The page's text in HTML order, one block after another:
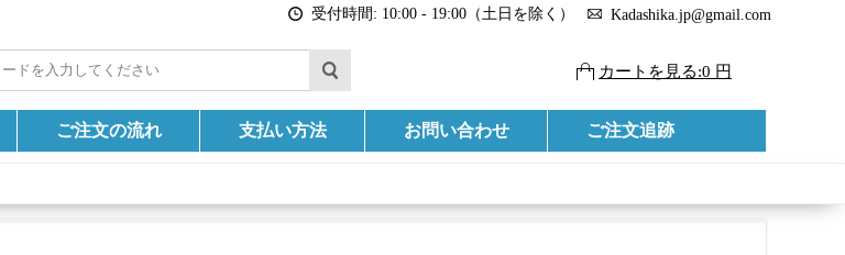
受付時間: 10:00 - 19:00（土日を除く） Kadashika.jp@gmail.com
カートを見る:0 円
ご注文の流れ 支払い方法 お問い合わせ ご注文追跡